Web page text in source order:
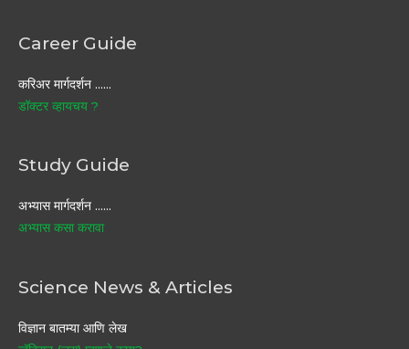
Career Guide
करिअर मार्गदर्शन ……
डॉक्टर व्हायचय ?
Study Guide
अभ्यास मार्गदर्शन ……
अभ्यास कसा करावा
Science News & Articles
विज्ञान बातम्या आणि लेख